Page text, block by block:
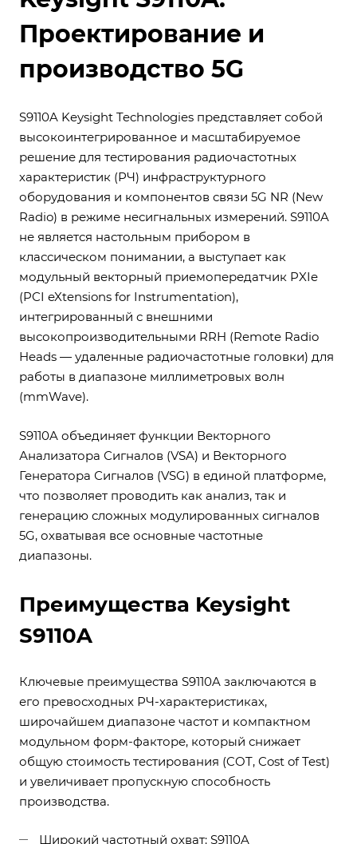
Проектирование и
производство 5G
S9110A Keysight Technologies представляет собой
высокоинтегрированное и масштабируемое
решение для тестирования радиочастотных
характеристик (РЧ) инфраструктурного
оборудования и компонентов связи 5G NR (New
Radio) в режиме несигнальных измерений. S9110A
не является настольным прибором в
классическом понимании, а выступает как
модульный векторный приемопередатчик PXIe
(PCI eXtensions for Instrumentation),
интегрированный с внешними
высокопроизводительными RRH (Remote Radio
Heads — удаленные радиочастотные головки) для
работы в диапазоне миллиметровых волн
(mmWave).
S9110A объединяет функции Векторного
Анализатора Сигналов (VSA) и Векторного
Генератора Сигналов (VSG) в единой платформе,
что позволяет проводить как анализ, так и
генерацию сложных модулированных сигналов
5G, охватывая все основные частотные
диапазоны.
Преимущества Keysight
S9110A
Ключевые преимущества S9110A заключаются в
его превосходных РЧ-характеристиках,
широчайшем диапазоне частот и компактном
модульном форм-факторе, который снижает
общую стоимость тестирования (COT, Cost of Test)
и увеличивает пропускную способность
производства.
Широкий частотный охват: S9110A